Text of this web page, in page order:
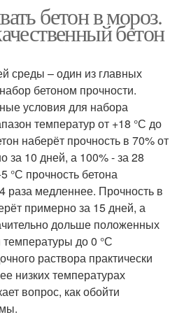
Соль в бетон
бетон в мороз.
бетон
среды – один из главных
бетоном прочности.
условия для набора
температур от +18 °С до
наберёт прочность в 70% от
за 10 дней, а 100% - за 28
°С прочность бетона
раза медленнее. Прочность в
примерно за 15 дней, а
дольше положенных
до 0 °С
раствора практически
низких температурах
вопрос, как обойти